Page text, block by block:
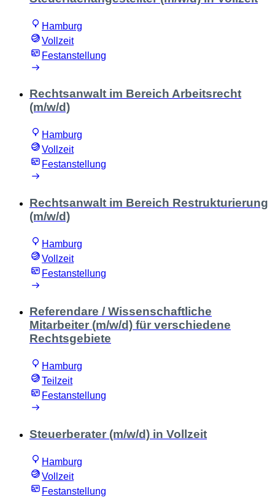
Hamburg
Vollzeit
Festanstellung
Rechtsanwalt im Bereich Arbeitsrecht
(m/w/d)
Hamburg
Vollzeit
Festanstellung
Rechtsanwalt im Bereich Restrukturierung
(m/w/d)
Hamburg
Vollzeit
Festanstellung
Referendare / Wissenschaftliche
Mitarbeiter (m/w/d) für verschiedene
Rechtsgebiete
Hamburg
Teilzeit
Festanstellung
Steuerberater (m/w/d) in Vollzeit
Hamburg
Vollzeit
Festanstellung